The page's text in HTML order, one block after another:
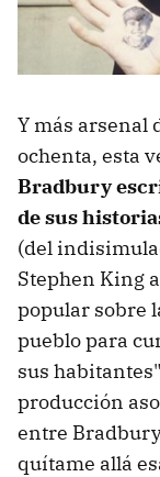
Y más arsenal
ochenta, esta
Bradbury
de sus
(del
Stephen King
popular sobre
pueblo para
sus
producción
entre
quítame allá